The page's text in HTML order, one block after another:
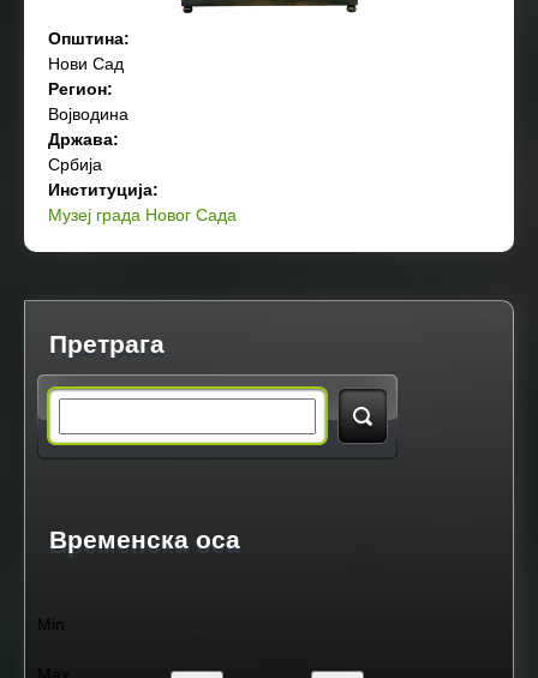
Општина:
Нови Сад
Регион:
Војводина
Држава:
Србија
Институција:
Музеј града Новог Сада
Претрага
a
Временска оса
Min